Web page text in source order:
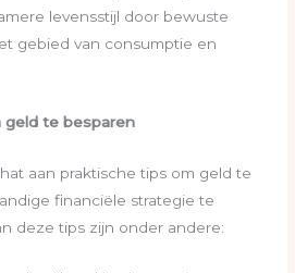
levensstijl door bewuste
gebied van consumptie en
geld te besparen
aan praktische tips om geld te
financiële strategie te
deze tips zijn onder andere: